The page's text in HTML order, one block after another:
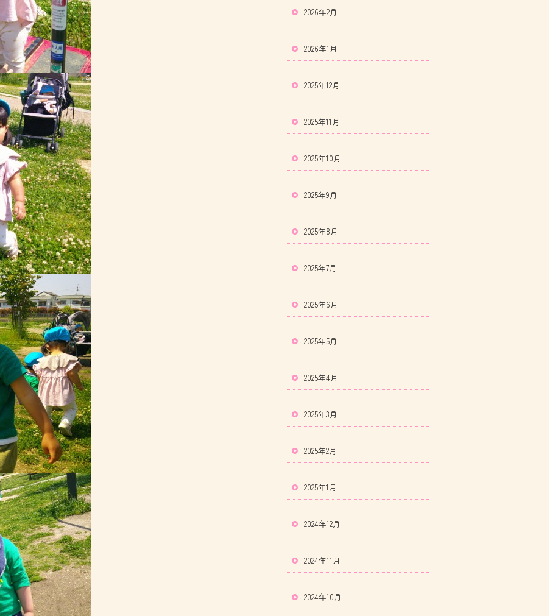
2026年2月
2026年1月
2025年12月
2025年11月
2025年10月
2025年9月
2025年8月
2025年7月
2025年6月
2025年5月
2025年4月
2025年3月
2025年2月
2025年1月
2024年12月
2024年11月
2024年10月